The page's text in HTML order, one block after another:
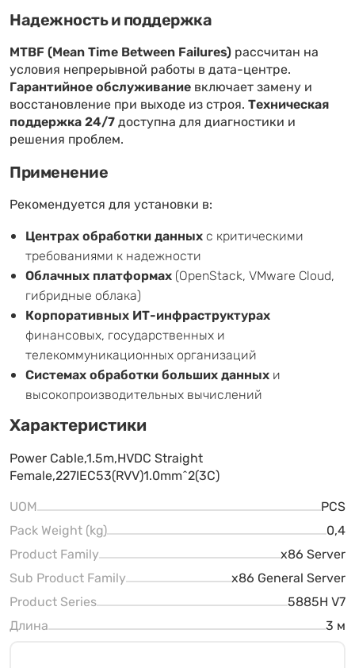
Надежность и поддержка
MTBF (Mean Time Between Failures) рассчитан на
условия непрерывной работы в дата-центре.
Гарантийное обслуживание включает замену и
восстановление при выходе из строя. Техническая
поддержка 24/7доступна для диагностики и
решения проблем.
Применение
Рекомендуется для установки в:
Центрах обработки данных с критическими
требованиями к надежности
Облачных платформах (OpenStack, VMware Cloud,
гибридные облака)
Корпоративных ИТ-инфраструктурах
финансовых, государственных и
телекоммуникационных организаций
Системах обработки больших данных и
высокопроизводительных вычислений
Характеристики
Power Cable,1.5m,HVDC Straight
Female,227IEC53(RVV)1.0mm^2(3C)
UOM
PCS
Pack Weight (kg)
0,4
Product Family
x86 Server
Sub Product Family
x86 General Server
Product Series
5885H V7
Длина
3 м